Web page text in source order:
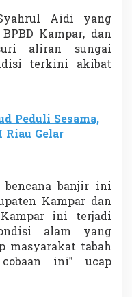
s
i
K
o
n
B
a
r
Syahrul Aidi yang
Kampar, dan
aliran sungai
terkini akibat
Peduli Sesama,
Gelar
banjir ini
Kampar dan
ini terjadi
alam yang
masyarakat tabah
ini” ucap